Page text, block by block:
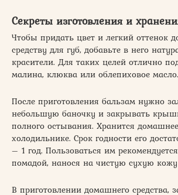
Секреты изготовления и
Чтобы придать цвет и легкий оттенок
средству для губ, добавьте в него
красители. Для таких целей отлично
малина, клюква или облепиховое масло.
После приготовления бальзам нужно
небольшую баночку и закрывать
полного остывания. Хранится
холодильнике. Срок годности его
– 1 год. Пользоваться им
помадой, нанося на чистую сухую
В приготовлении домашнего средства,